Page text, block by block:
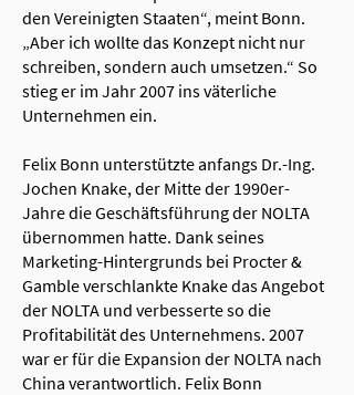
den Vereinigten Staaten“, meint Bonn.
„Aber ich wollte das Konzept nicht nur
schreiben, sondern auch umsetzen.“ So
stieg er im Jahr 2007 ins väterliche
Unternehmen ein.
Felix Bonn unterstützte anfangs Dr.-Ing.
Jochen Knake, der Mitte der 1990er-
Jahre die Geschäftsführung der NOLTA
übernommen hatte. Dank seines
Marketing-Hintergrunds bei Procter &
Gamble verschlankte Knake das Angebot
der NOLTA und verbesserte so die
Profitabilität des Unternehmens. 2007
war er für die Expansion der NOLTA nach
China verantwortlich. Felix Bonn